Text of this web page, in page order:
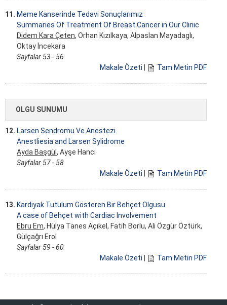
11. Meme Kanserinde Tedavi Sonuçlarımız
Summaries Of Treatment Of Breast Cancer in Our Clinic
Didem Kara Çeten, Orhan Kızılkaya, Alpaslan Mayadaglı,
Oktay İncekara
Sayfalar 53 - 56
Makale Özeti
Tam Metin PDF
OLGU SUNUMU
12. Larsen Sendromu Ve Anestezi
Anestliesia and Larsen Sylidrome
Ayda Başgül , Ayşe Hancı
Sayfalar 57 - 58
Makale Özeti
Tam Metin PDF
13. Kardiyak Tutulum Gösteren Bir Behçet Olgusu
A case of Behçet with Cardiac lnvolvement
Ebru Em, Hülya Tanes Açıkel, Fatih Borlu, Ali Özgür Öztürk,
Gülçağrı Erol
Sayfalar 59 - 60
Makale Özeti
Tam Metin PDF